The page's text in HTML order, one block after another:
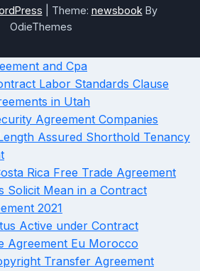
Theme: newsbook By
OdieThemes
and Cpa
Labor Standards Clause
in Utah
Agreement Companies
Assured Shorthold Tenancy
Rica Free Trade Agreement
Solicit Mean in a Contract
2021
Active under Contract
Agreement Eu Morocco
Transfer Agreement